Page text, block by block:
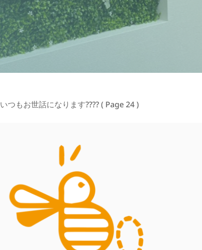
いつもお世話になります????( Page 24 )